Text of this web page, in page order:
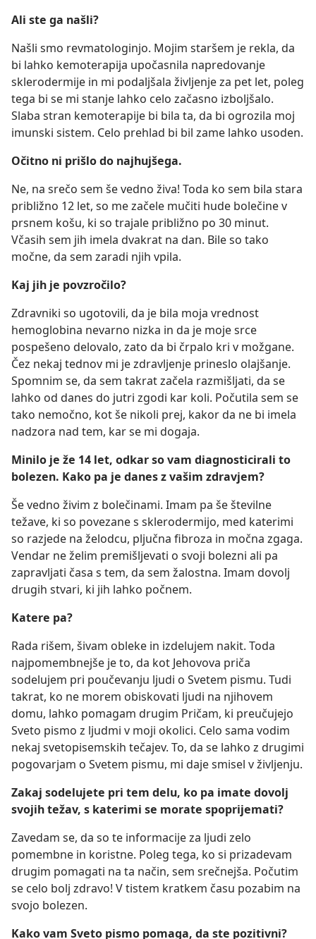
Ali ste ga našli?
Našli smo revmatologinjo. Mojim staršem je rekla, da
bi lahko kemoterapija upočasnila napredovanje
sklerodermije in mi podaljšala življenje za pet let, poleg
tega bi se mi stanje lahko celo začasno izboljšalo.
Slaba stran kemoterapije bi bila ta, da bi ogrozila moj
imunski sistem. Celo prehlad bi bil zame lahko usoden.
Očitno ni prišlo do najhujšega.
Ne, na srečo sem še vedno živa! Toda ko sem bila stara
približno 12 let, so me začele mučiti hude bolečine v
prsnem košu, ki so trajale približno po 30 minut.
Včasih sem jih imela dvakrat na dan. Bile so tako
močne, da sem zaradi njih vpila.
Kaj jih je povzročilo?
Zdravniki so ugotovili, da je bila moja vrednost
hemoglobina nevarno nizka in da je moje srce
pospešeno delovalo, zato da bi črpalo kri v možgane.
Čez nekaj tednov mi je zdravljenje prineslo olajšanje.
Spomnim se, da sem takrat začela razmišljati, da se
lahko od danes do jutri zgodi kar koli. Počutila sem se
tako nemočno, kot še nikoli prej, kakor da ne bi imela
nadzora nad tem, kar se mi dogaja.
Minilo je že 14 let, odkar so vam diagnosticirali to
bolezen. Kako pa je danes z vašim zdravjem?
Še vedno živim z bolečinami. Imam pa še številne
težave, ki so povezane s sklerodermijo, med katerimi
so razjede na želodcu, pljučna fibroza in močna zgaga.
Vendar ne želim premišljevati o svoji bolezni ali pa
zapravljati časa s tem, da sem žalostna. Imam dovolj
drugih stvari, ki jih lahko počnem.
Katere pa?
Rada rišem, šivam obleke in izdelujem nakit. Toda
najpomembnejše je to, da kot Jehovova priča
sodelujem pri poučevanju ljudi o Svetem pismu. Tudi
takrat, ko ne morem obiskovati ljudi na njihovem
domu, lahko pomagam drugim Pričam, ki preučujejo
Sveto pismo z ljudmi v moji okolici. Celo sama vodim
nekaj svetopisemskih tečajev. To, da se lahko z drugimi
pogovarjam o Svetem pismu, mi daje smisel v življenju.
Zakaj sodelujete pri tem delu, ko pa imate dovolj
svojih težav, s katerimi se morate spoprijemati?
Zavedam se, da so te informacije za ljudi zelo
pomembne in koristne. Poleg tega, ko si prizadevam
drugim pomagati na ta način, sem srečnejša. Počutim
se celo bolj zdravo! V tistem kratkem času pozabim na
svojo bolezen.
Kako vam Sveto pismo pomaga, da ste pozitivni?